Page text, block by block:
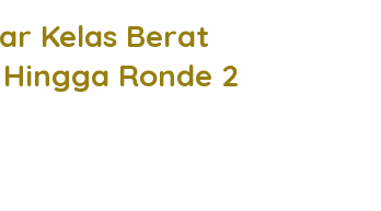
Kelas Berat
Ronde 2